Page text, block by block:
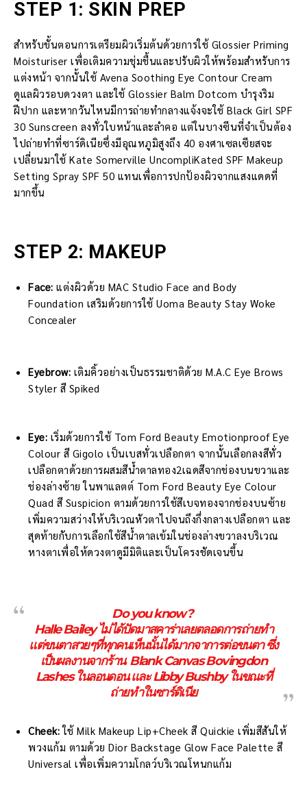
STEP 1: SKIN PREP
สำหรับขั้นตอนการเตรียมผิวเริ่มต้นด้วยการใช้ Glossier Priming
Moisturiser เพื่อเติมความชุ่มชื้นและปรับผิวให้พร้อมสำหรับการ
แต่งหน้า จากนั้นใช้ Avena Soothing Eye Contour Cream
ดูแลผิวรอบดวงตา และใช้ Glossier Balm Dotcom บำรุงริม
ฝีปาก และหากวันไหนมีการถ่ายทำกลางแจ้งจะใช้ Black Girl SPF
30 Sunscreen ลงทั่วใบหน้าและลำคอ แต่ในบางซีนที่จำเป็นต้อง
ไปถ่ายทำที่ซาร์ดิเนียซึ่งมีอุณหภูมิสูงถึง 40 องศาเซลเซียสจะ
เปลี่ยนมาใช้ Kate Somerville UncompliKated SPF Makeup
Setting Spray SPF 50 แทนเพื่อการปกป้องผิวจากแสงแดดที่
มากขึ้น
STEP 2: MAKEUP
Face: แต่งผิวด้วย MAC Studio Face and Body
Foundation เสริมด้วยการใช้ Uoma Beauty Stay Woke
Concealer
Eyebrow: เติมคิ้วอย่างเป็นธรรมชาติด้วย M.A.C Eye Brows
Styler สี Spiked
Eye: เริ่มด้วยการใช้ Tom Ford Beauty Emotionproof Eye
Colour สี Gigolo เป็นเบสทั่วเปลือกตา จากนั้นเลือกลงสีทั่ว
เปลือกตาด้วยการผสมสีน้ำตาลทอง2เฉดสีจากช่องบนขวาและ
ช่องล่างซ้าย ในพาแลตต์ Tom Ford Beauty Eye Colour
Quad สี Suspicion ตามด้วยการใช้สีเบจทองจากช่องบนซ้าย
เพิ่มความสว่างให้บริเวณหัวตาไปจนถึงกึ่งกลางเปลือกตา และ
สุดท้ายกับการเลือกใช้สีน้ำตาลเข้มในช่องล่างขวาลงบริเวณ
หางตาเพื่อให้ดวงตาดูมีมิติและเป็นโครงชัดเจนขึ้น
Do you know?
Halle Bailey ไม่ได้ปัดมาสคาร่าเลยตลอดการถ่ายทำ
แต่ขนตาสวยๆที่ทุกคนเห็นนั้นได้มากจาการต่อขนตา ซึ่ง
เป็นผลงานจากร้าน Blank Canvas Bovingdon
Lashes ในลอนดอน และ Libby Bushby ในขณะที่
ถ่ายทำในซาร์ดิเนีย
Cheek:ใช้ Milk Makeup Lip+Cheek สี Quickie เพิ่มสีสันให้
พวงแก้ม ตามด้วย Dior Backstage Glow Face Palette สี
Universal เพื่อเพิ่มความโกลว์บริเวณโหนกแก้ม